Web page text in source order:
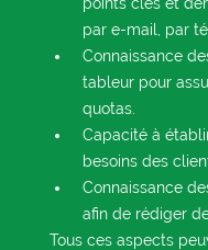
par e-mail, par
Connaissance
tableur pour
quotas.
Capacité à
besoins des
Connaissance
afin de rédiger
Tous ces aspects